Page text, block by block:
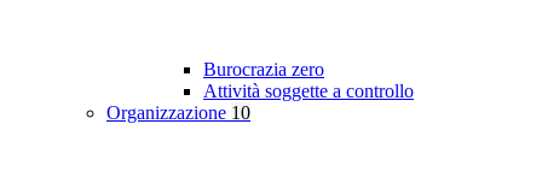
Burocrazia zero
Attività soggette a controllo
Organizzazione 10